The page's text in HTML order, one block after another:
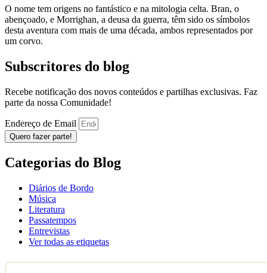
O nome tem origens no fantástico e na mitologia celta. Bran, o
abençoado, e Morrighan, a deusa da guerra, têm sido os símbolos
desta aventura com mais de uma década, ambos representados por
um corvo.
Subscritores do blog
Recebe notificação dos novos conteúdos e partilhas exclusivas. Faz
parte da nossa Comunidade!
Endereço de Email
Quero fazer parte!
Categorias do Blog
Diários de Bordo
Música
Literatura
Passatempos
Entrevistas
Ver todas as etiquetas